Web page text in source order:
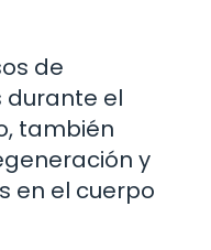
de
durante el
también
y
en el cuerpo